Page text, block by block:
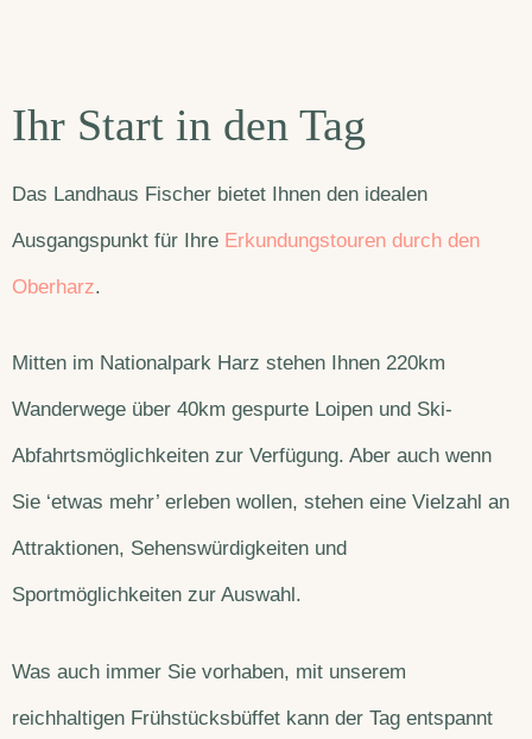
Ihr Start in den Tag
Das Landhaus Fischer bietet Ihnen den idealen
Ausgangspunkt für Ihre Erkundungstouren durch den
Oberharz.
Mitten im Nationalpark Harz stehen Ihnen 220km
Wanderwege über 40km gespurte Loipen und Ski-
Abfahrtsmöglichkeiten zur Verfügung. Aber auch wenn
Sie ‘etwas mehr’ erleben wollen, stehen eine Vielzahl an
Attraktionen, Sehenswürdigkeiten und
Sportmöglichkeiten zur Auswahl.
Was auch immer Sie vorhaben, mit unserem
reichhaltigen Frühstücksbüffet kann der Tag entspannt